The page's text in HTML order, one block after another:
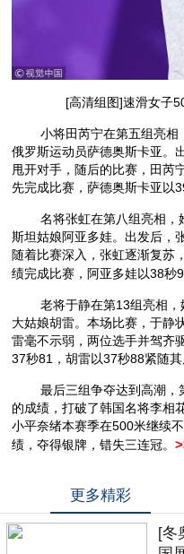
[高清组图]速滑女子
小将田芮宁在第五组亮相
俄罗斯运动员萨德奥斯卡亚。
甩开对手，随后的比赛，田芮
先完成比赛，萨德奥斯卡亚以
名将张虹在第八组亮相，
斯坦姑娘阿亚多娃。出发后，
随着比赛深入，张虹逐渐复苏
绩完成比赛，阿亚多娃以38秒
老将于静在第13组亮相，
大姑娘胡雷。本场比赛，于静
雷毫不示弱，两位选手并驾齐
37秒81，胡雷以37秒88紧随其
最后三组争夺达到高潮，
的成绩，打破了韩国名将李相
小平奈绪本赛季在500米继续
绩，夺得银牌，错失三连冠。
更多精彩
[冬